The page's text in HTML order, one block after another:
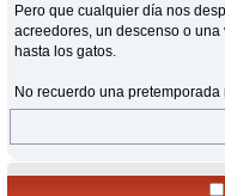
Pero que cualquier día nos
acreedores, un descenso o
hasta los gatos.
No recuerdo una